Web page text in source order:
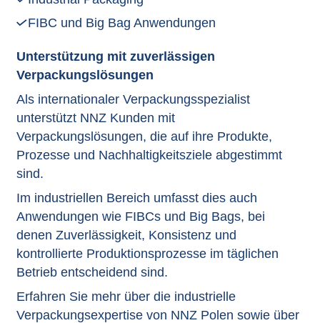
FIBC und Big Bag Anwendungen
Unterstützung mit zuverlässigen
Verpackungslösungen
Als internationaler Verpackungsspezialist
unterstützt NNZ Kunden mit
Verpackungslösungen, die auf ihre Produkte,
Prozesse und Nachhaltigkeitsziele abgestimmt
sind.
Im industriellen Bereich umfasst dies auch
Anwendungen wie FIBCs und Big Bags, bei
denen Zuverlässigkeit, Konsistenz und
kontrollierte Produktionsprozesse im täglichen
Betrieb entscheidend sind.
Erfahren Sie mehr über die industrielle
Verpackungsexpertise von NNZ Polen sowie über